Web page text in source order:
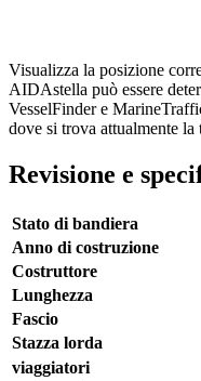
Visualizza la posizione
AIDAstella può essere
VesselFinder e
dove si trova attualmente la
Revisione e
Stato di bandiera
Anno di costruzione
Costruttore
Lunghezza
Fascio
Stazza lorda
viaggiatori